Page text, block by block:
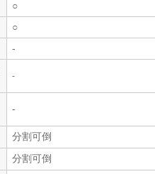
○
○
-
-
-
分割可倒
分割可倒